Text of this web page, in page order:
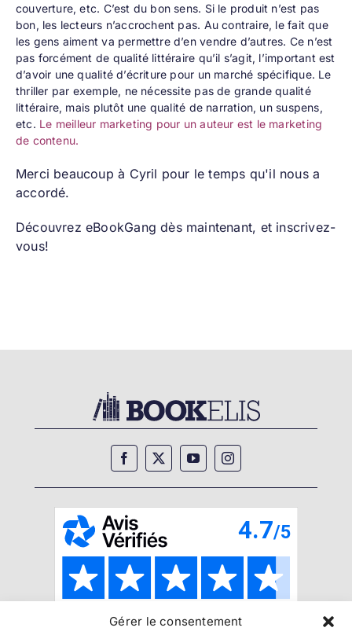
Gérer le consentement
couverture, etc. C’est du bon sens. Si le produit n’est pas
bon, les lecteurs n’accrochent pas. Au contraire, le fait que
les gens aiment va permettre d’en vendre d’autres. Ce n’est
pas forcément de qualité littéraire qu’il s’agit, l’important est
d’avoir une qualité d’écriture pour un marché spécifique. Le
thriller par exemple, ne nécessite pas de grande qualité
littéraire, mais plutôt une qualité de narration, un suspens,
etc. Le meilleur marketing pour un auteur est le marketing
de contenu.
Merci beaucoup à Cyril pour le temps qu'il nous a
accordé.
DécouvrezeBookGang dès maintenant, et inscrivez-
vous!